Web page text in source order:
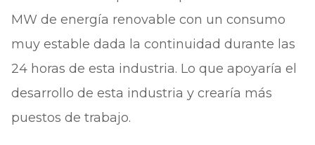
MW de energía renovable con un consumo
muy estable dada la continuidad durante las
24 horas de esta industria. Lo que apoyaría el
desarrollo de esta industria y crearía más
puestos de trabajo.